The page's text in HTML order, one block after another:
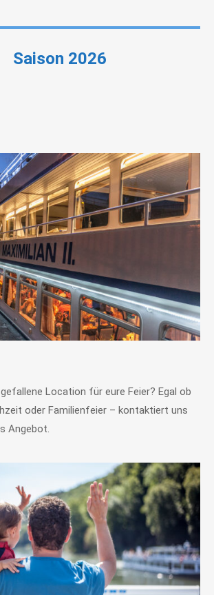
Saison 2026
Location für eure Feier? Egal ob
oder Familienfeier – kontaktiert uns
Angebot.